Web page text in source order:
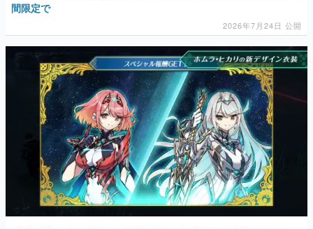
間限定で
2026年7月24日 公開